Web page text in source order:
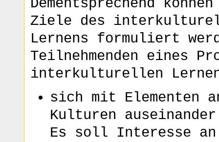
Dementsprechend
Ziele des
Lernens formuliert
Teilnehmenden eines
interkulturellen
sich mit Elementen
Kulturen
Es soll Interesse an